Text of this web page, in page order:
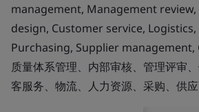
management, Management review,
design, Customer service,
Purchasing, Supplier management,
质量体系管理、内部审核、管理评审
客服务、物流、人力资源、采购、供应